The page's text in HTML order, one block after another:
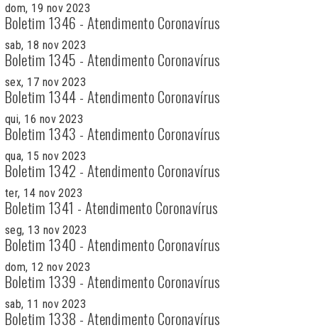
dom, 19 nov 2023
Boletim 1346 - Atendimento Coronavírus
sab, 18 nov 2023
Boletim 1345 - Atendimento Coronavírus
sex, 17 nov 2023
Boletim 1344 - Atendimento Coronavírus
qui, 16 nov 2023
Boletim 1343 - Atendimento Coronavírus
qua, 15 nov 2023
Boletim 1342 - Atendimento Coronavírus
ter, 14 nov 2023
Boletim 1341 - Atendimento Coronavírus
seg, 13 nov 2023
Boletim 1340 - Atendimento Coronavírus
dom, 12 nov 2023
Boletim 1339 - Atendimento Coronavírus
sab, 11 nov 2023
Boletim 1338 - Atendimento Coronavírus